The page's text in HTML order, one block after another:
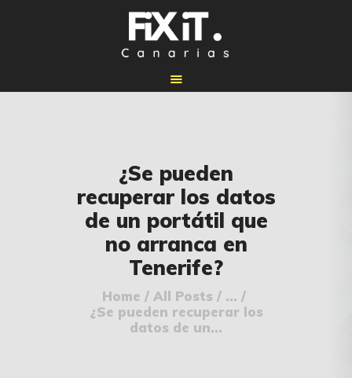
¿Se pueden
recuperar los datos
de un portátil que
no arranca en
Tenerife?
Home All Posts
...
¿Se pueden recuperar los
datos de un...
🔧 REPARACIONES
🛠️ SERVICIOS
ADICIONALES
👉 SOLICITAR
PRESUPUESTO
📞 CONTACTOS
✅ UBICACIONES